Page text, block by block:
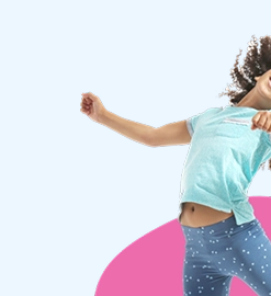
Veelzijdig inzetbaar en
Van sportwedstrijden en
bedrijvendagen en outdoor-
reclameboog past overal. Je zet
met de meegeleverde blower en
licht in transport en simpel in
als opvallende entree of als
maakt altijd indruk en staat